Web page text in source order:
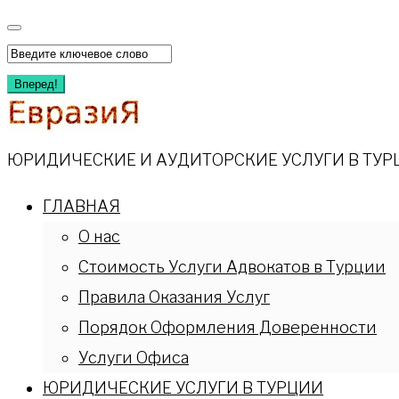
Перейти
к
содержимому
Искать:
Вперед!
ЮРИДИЧЕСКИЕ И АУДИТОРСКИЕ УСЛУГИ В
ГЛАВНАЯ
О нас
Стоимость Услуги Адвокатов в Турции
Правила Оказания Услуг
Порядок Оформления Доверенности
Услуги Офиса
ЮРИДИЧЕСКИЕ УСЛУГИ В ТУРЦИИ